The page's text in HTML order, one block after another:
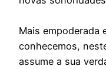
Mais empoderada
conhecemos,
assume a sua